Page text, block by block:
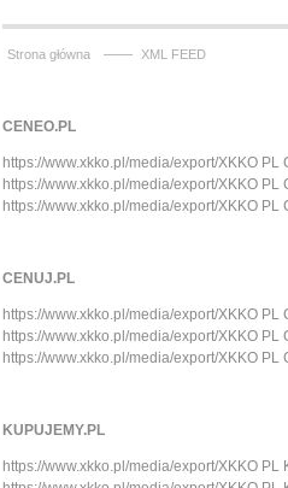
Strona główna —— XML FEED
CENEO.PL
https://www.xkko.pl/media/export/XKKO PL
https://www.xkko.pl/media/export/XKKO PL
https://www.xkko.pl/media/export/XKKO PL
CENUJ.PL
https://www.xkko.pl/media/export/XKKO PL
https://www.xkko.pl/media/export/XKKO PL
https://www.xkko.pl/media/export/XKKO PL
KUPUJEMY.PL
https://www.xkko.pl/media/export/XKKO PL